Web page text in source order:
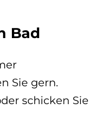
Bad
Sie gern.
schicken Sie